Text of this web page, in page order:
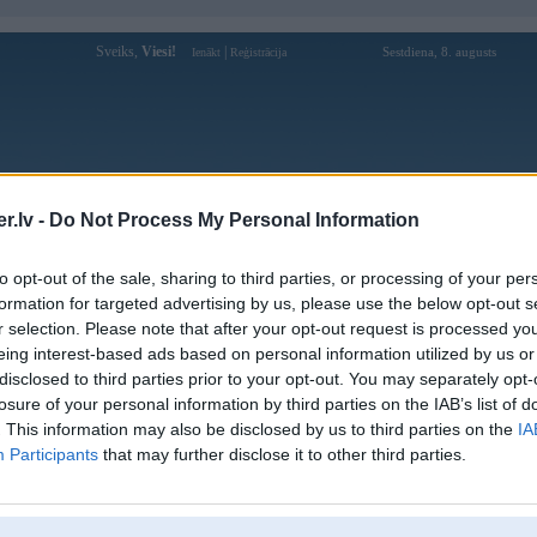
- Do Not Process My Personal Information
opt-out of the sale, sharing to third parties, or processing of your
for targeted advertising by us, please use the below opt-out
selection. Please note that after your opt-out request is processed
interest-based ads based on personal information utilized by us
to third parties prior to your opt-out. You may separately
of your personal information by third parties on the IAB’s list of
This information may also be disclosed by us to third parties on the
Participants that may further disclose it to other third parties.
Sveiks, Viesi! Ienākt Reģistrācija Sestdiena, 8. augusts
Forums Galerijas Reģistrācija Lietotāji
Lietotāja 88govegas profils
Lietotājvārds:
88govegas
Ziņojumi forumā:
0
Pēdējie ziņojumi forumā